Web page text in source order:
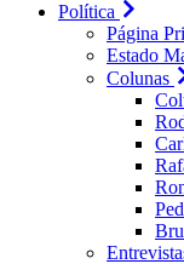
Política
Página
Estado
Colunas